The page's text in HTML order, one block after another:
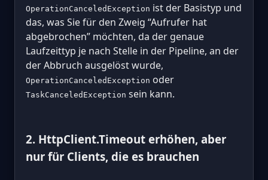
OperationCanceledException ist der Basistyp und
das, was Sie für den Zweig “Aufrufer hat
abgebrochen” möchten, da der genaue
Laufzeittyp je nach Stelle in der Pipeline, an der
der Abbruch ausgelöst wurde,
OperationCanceledException oder
TaskCanceledException sein kann.
2. HttpClient.Timeout erhöhen, aber
nur für Clients, die es brauchen